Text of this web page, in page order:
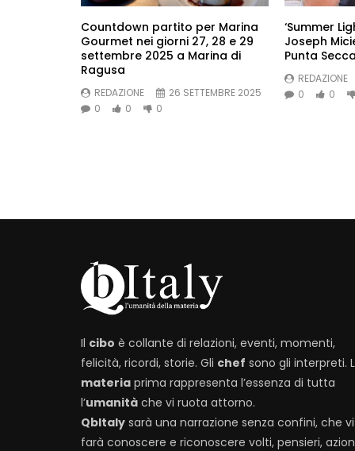
Countdown partito per Marina
Gourmet nei giorni 27, 28 e 29
settembre 2025 a Marina di
Ragusa
REDAZIONE
26 SETTEMBRE 2025
0
0 0
‘Summer
Joseph
Punta
REDAZIONE
0
0
Il cibo è collante di relazioni, eventi, momenti,
felicità, ricordi, storie. Gli chef sono gli interpreti.
materia prima rappresenta l’essenza di tutta
l’umanità che vi ruota attorno.
QbItaly sarà una narrazione senza confini, che vi
farà conoscere e riconoscere volti, pensieri,